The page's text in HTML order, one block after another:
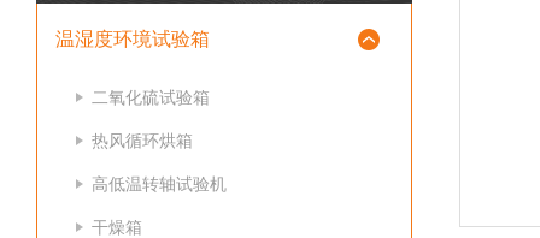
温湿度环境试验箱
二氧化硫试验箱
热风循环烘箱
高低温转轴试验机
干燥箱